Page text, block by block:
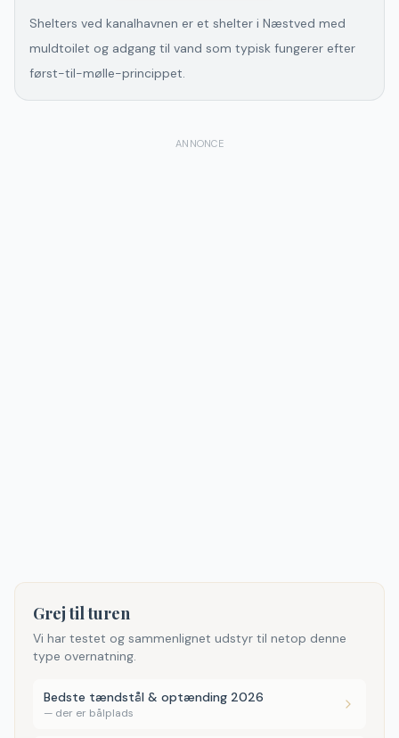
Shelters ved kanalhavnen er et shelter i Næstved med
muldtoilet og adgang til vand som typisk fungerer efter
først-til-mølle-princippet.
ANNONCE
Grej til turen
Vi har testet og sammenlignet udstyr til netop denne
type overnatning.
Bedste tændstål & optænding 2026
— der er bålplads